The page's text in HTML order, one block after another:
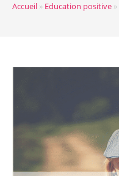
Accueil » Education positive »